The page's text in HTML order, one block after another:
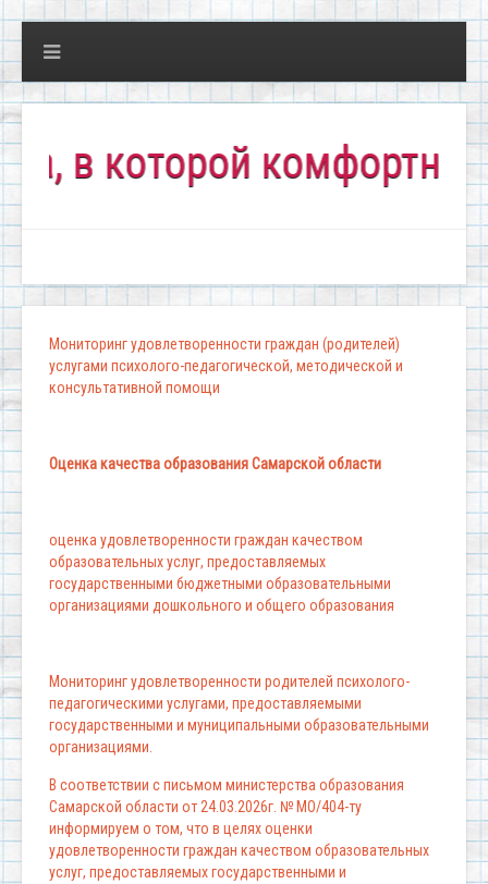
комфортно
Мониторинг удовлетворенности граждан (родителей)
услугами психолого-педагогической, методической и
консультативной помощи
Оценка качества образования Самарской области
оценка удовлетворенности граждан качеством
образовательных услуг, предоставляемых
государственными бюджетными образовательными
организациями дошкольного и общего образования
Мониторинг удовлетворенности родителей психолого-
педагогическими услугами, предоставляемыми
государственными и муниципальными образовательными
организациями.
В соответствии с письмом министерства образования
Самарской области от 24.03.2026г. № МО/404-ту
информируем о том, что в целях оценки
удовлетворенности граждан качеством образовательных
услуг, предоставляемых государственными и